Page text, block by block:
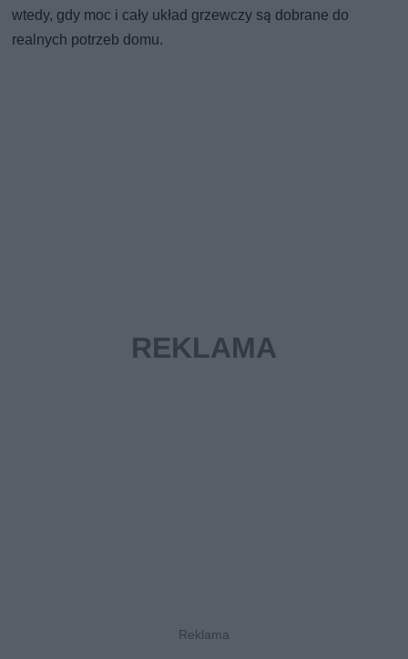
wtedy, gdy moc i cały układ grzewczy są dobrane do
realnych potrzeb domu.